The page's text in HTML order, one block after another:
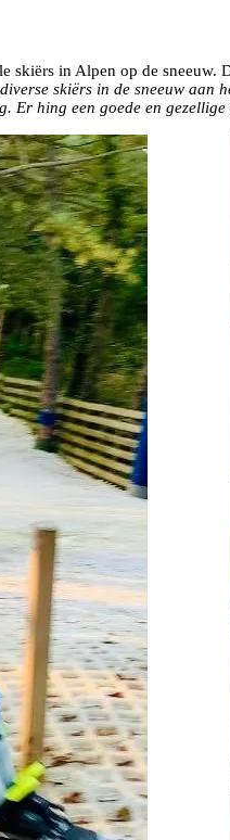
in Alpen op de sneeuw.
skiërs in de sneeuw aan
Er hing een goede en gezellige